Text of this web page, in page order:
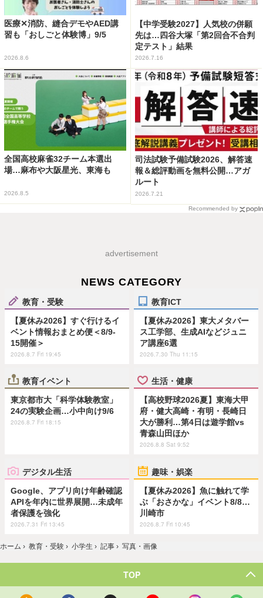
医療✕消防、縫合デモやAED講
習も「おしごと体験博」9/5
2026.8.6
【中学受験2027】人気校の併願
先は…四谷大塚「第2回合不合判
定テスト」結果
2026.7.16
全国高校麻雀32チーム本選出
場…麻布や大阪星光、東海も
2026.8.5
司法試験予備試験2026、解答速
報＆総評動画を無料公開…アガ
ルート
2026.7.21
Recommended by
advertisement
NEWS CATEGORY
教育・受験
【夏休み2026】すぐ行けるイ
ベント情報おまとめ便＜8/9-
15開催＞
2026.8.7 Fri 19:45
教育ICT
【夏休み2026】東大メタバー
ス工学部、生成AIなどジュニ
ア講座6選
2026.7.30 Thu 11:15
教育イベント
東京都市大「科学体験教室」
24の実験企画…小中向け9/6
2026.8.7 Fri 18:15
生活・健康
【高校野球2026夏】東海大甲
府・健大高崎・有明・長崎日
大が勝利…第4日は遊学館vs
青森山田ほか
2026.8.8 Sat 9:52
デジタル生活
Google、アプリ向け年齢確認
APIを年内に世界展開…未成年
者保護を強化
2026.7.31 Fri 13:45
趣味・娯楽
【夏休み2026】魚に触れて学
ぶ「おさかな」イベント8/8…
川崎市
2026.8.7 Fri 10:45
ホーム › 教育・受験 › 小学生 › 記事 › 写真・画像
TOP